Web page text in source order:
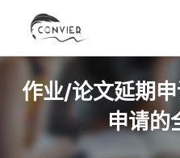
作业/论文延期
申请的